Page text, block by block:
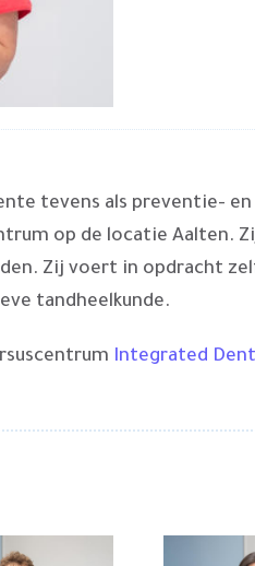
tevens als preventie-
op de locatie Aalten.
Zij voert in opdracht
tandheelkunde.
Integrated